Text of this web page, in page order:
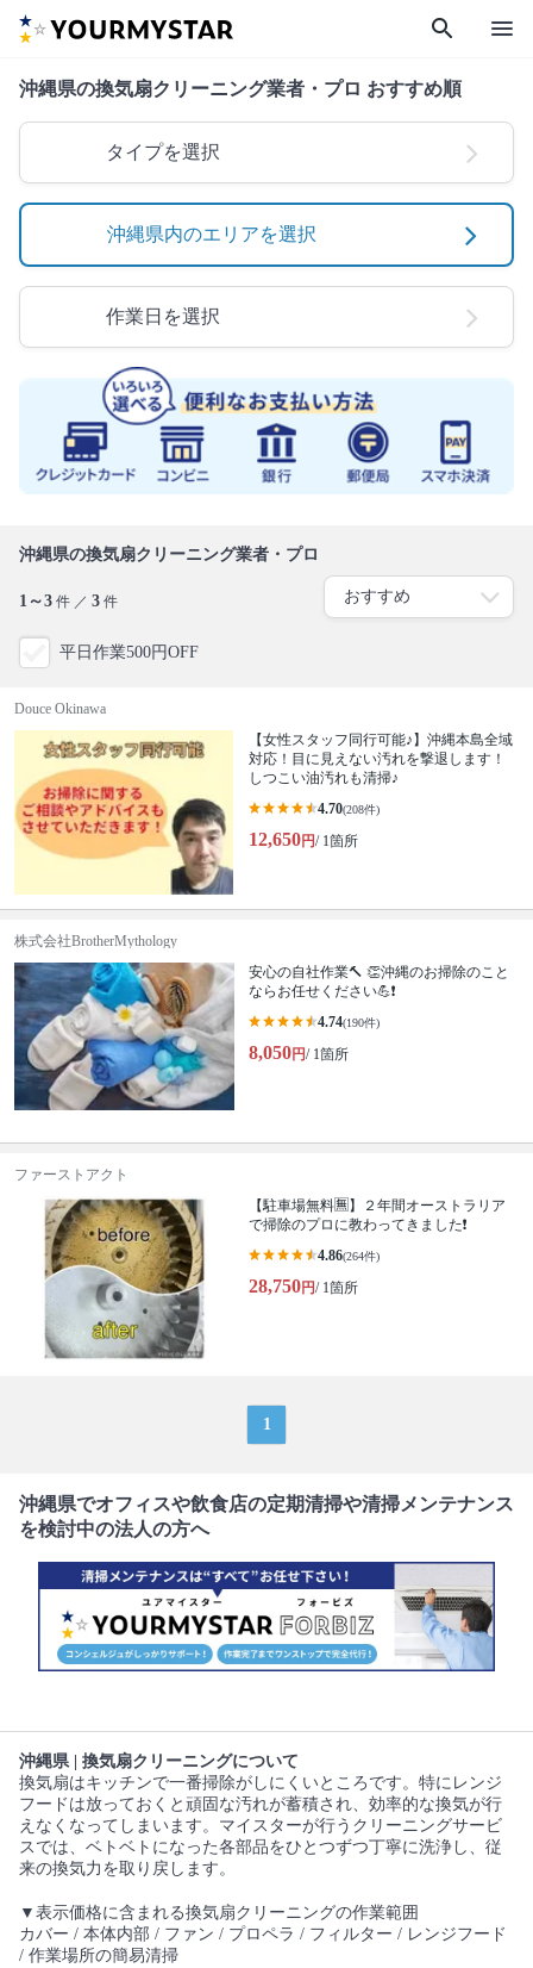
search menu
沖縄県の換気扇クリーニング業者・プロ おすすめ順
タイプを選択
沖縄県内のエリアを選択
作業日を選択
沖縄県の換気扇クリーニング業者・プロ
1～3 件 ／ 3 件
平日作業500円OFF
Douce Okinawa
【女性スタッフ同行可能♪】沖縄本島全域
対応！目に見えない汚れを撃退します！
しつこい油汚れも清掃♪
4.70(208件)
12,650円/ 1箇所
株式会社BrotherMythology
安心の自社作業🔨 👏沖縄のお掃除のこと
ならお任せください💪❗️
4.74(190件)
8,050円/ 1箇所
ファーストアクト
【駐車場無料🈚️】２年間オーストラリア
で掃除のプロに教わってきました❗️
4.86(264件)
28,750円/ 1箇所
1
沖縄県でオフィスや飲食店の定期清掃や清掃メンテナンス
を検討中の法人の方へ
沖縄県 | 換気扇クリーニングについて
換気扇はキッチンで一番掃除がしにくいところです。特にレンジ
フードは放っておくと頑固な汚れが蓄積され、効率的な換気が行
えなくなってしまいます。マイスターが行うクリーニングサービ
スでは、ベトベトになった各部品をひとつずつ丁寧に洗浄し、従
来の換気力を取り戻します。
▼表示価格に含まれる換気扇クリーニングの作業範囲
カバー / 本体内部 / ファン / プロペラ / フィルター / レンジフード
/ 作業場所の簡易清掃